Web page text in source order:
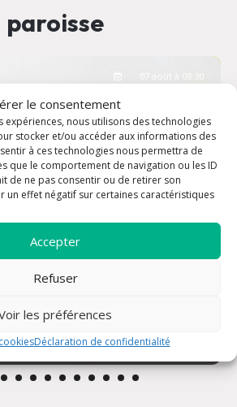
le consentement
expériences, nous utilisons des technologies
stocker et/ou accéder aux informations des
à ces technologies nous permettra de
que le comportement de navigation ou les ID
de ne pas consentir ou de retirer son
un effet négatif sur certaines caractéristiques
Accepter
Refuser
les préférences
Déclaration de confidentialité
paroisse
08h30
07 août à 08:30